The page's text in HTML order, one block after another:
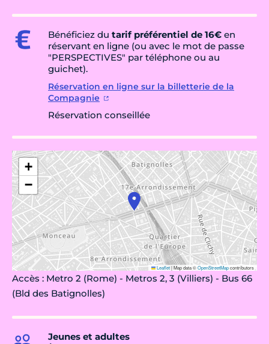
Bénéficiez du tarif préférentiel de 16€ en
réservant en ligne (ou avec le mot de passe
"PERSPECTIVES" par téléphone ou au
guichet).
Réservation en ligne sur la billetterie de la
Compagnie
Réservation conseillée
+
−
Leaflet|Map data ©OpenStreetMapcontributors
Accès : Metro 2 (Rome) - Metros 2, 3 (Villiers) - Bus 66
(Bld des Batignolles)
Jeunes et adultes